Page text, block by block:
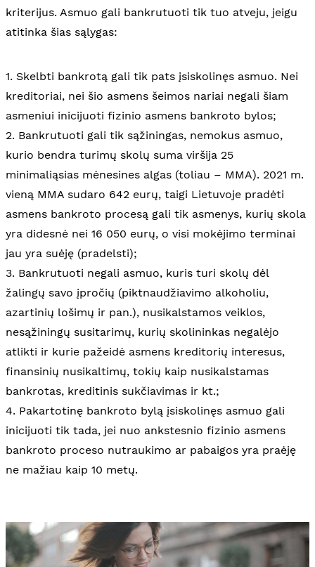
kriterijus. Asmuo gali bankrutuoti tik tuo atveju, jeigu
atitinka šias sąlygas:
1. Skelbti bankrotą gali tik pats įsiskolinęs asmuo. Nei
kreditoriai, nei šio asmens šeimos nariai negali šiam
asmeniui inicijuoti fizinio asmens bankroto bylos;
2. Bankrutuoti gali tik sąžiningas, nemokus asmuo,
kurio bendra turimų skolų suma viršija 25
minimaliąsias mėnesines algas (toliau – MMA). 2021 m.
vieną MMA sudaro 642 eurų, taigi Lietuvoje pradėti
asmens bankroto procesą gali tik asmenys, kurių skola
yra didesnė nei 16 050 eurų, o visi mokėjimo terminai
jau yra suėję (pradelsti);
3. Bankrutuoti negali asmuo, kuris turi skolų dėl
žalingų savo įpročių (piktnaudžiavimo alkoholiu,
azartinių lošimų ir pan.), nusikalstamos veiklos,
nesąžiningų susitarimų, kurių skolininkas negalėjo
atlikti ir kurie pažeidė asmens kreditorių interesus,
finansinių nusikaltimų, tokių kaip nusikalstamas
bankrotas, kreditinis sukčiavimas ir kt.;
4. Pakartotinę bankroto bylą įsiskolinęs asmuo gali
inicijuoti tik tada, jei nuo ankstesnio fizinio asmens
bankroto proceso nutraukimo ar pabaigos yra praėję
ne mažiau kaip 10 metų.